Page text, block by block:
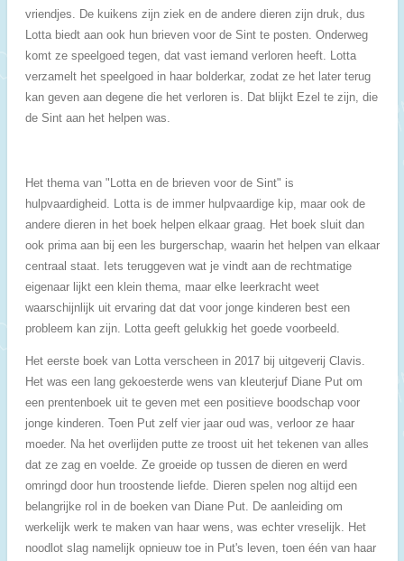
vriendjes. De kuikens zijn ziek en de andere dieren zijn druk, dus
Lotta biedt aan ook hun brieven voor de Sint te posten. Onderweg
komt ze speelgoed tegen, dat vast iemand verloren heeft. Lotta
verzamelt het speelgoed in haar bolderkar, zodat ze het later terug
kan geven aan degene die het verloren is. Dat blijkt Ezel te zijn, die
de Sint aan het helpen was.
Het thema van "Lotta en de brieven voor de Sint" is
hulpvaardigheid. Lotta is de immer hulpvaardige kip, maar ook de
andere dieren in het boek helpen elkaar graag. Het boek sluit dan
ook prima aan bij een les burgerschap, waarin het helpen van elkaar
centraal staat. Iets teruggeven wat je vindt aan de rechtmatige
eigenaar lijkt een klein thema, maar elke leerkracht weet
waarschijnlijk uit ervaring dat dat voor jonge kinderen best een
probleem kan zijn. Lotta geeft gelukkig het goede voorbeeld.
Het eerste boek van Lotta verscheen in 2017 bij uitgeverij Clavis.
Het was een lang gekoesterde wens van kleuterjuf Diane Put om
een prentenboek uit te geven met een positieve boodschap voor
jonge kinderen. Toen Put zelf vier jaar oud was, verloor ze haar
moeder. Na het overlijden putte ze troost uit het tekenen van alles
dat ze zag en voelde. Ze groeide op tussen de dieren en werd
omringd door hun troostende liefde. Dieren spelen nog altijd een
belangrijke rol in de boeken van Diane Put. De aanleiding om
werkelijk werk te maken van haar wens, was echter vreselijk. Het
noodlot slag namelijk opnieuw toe in Put's leven, toen één van haar